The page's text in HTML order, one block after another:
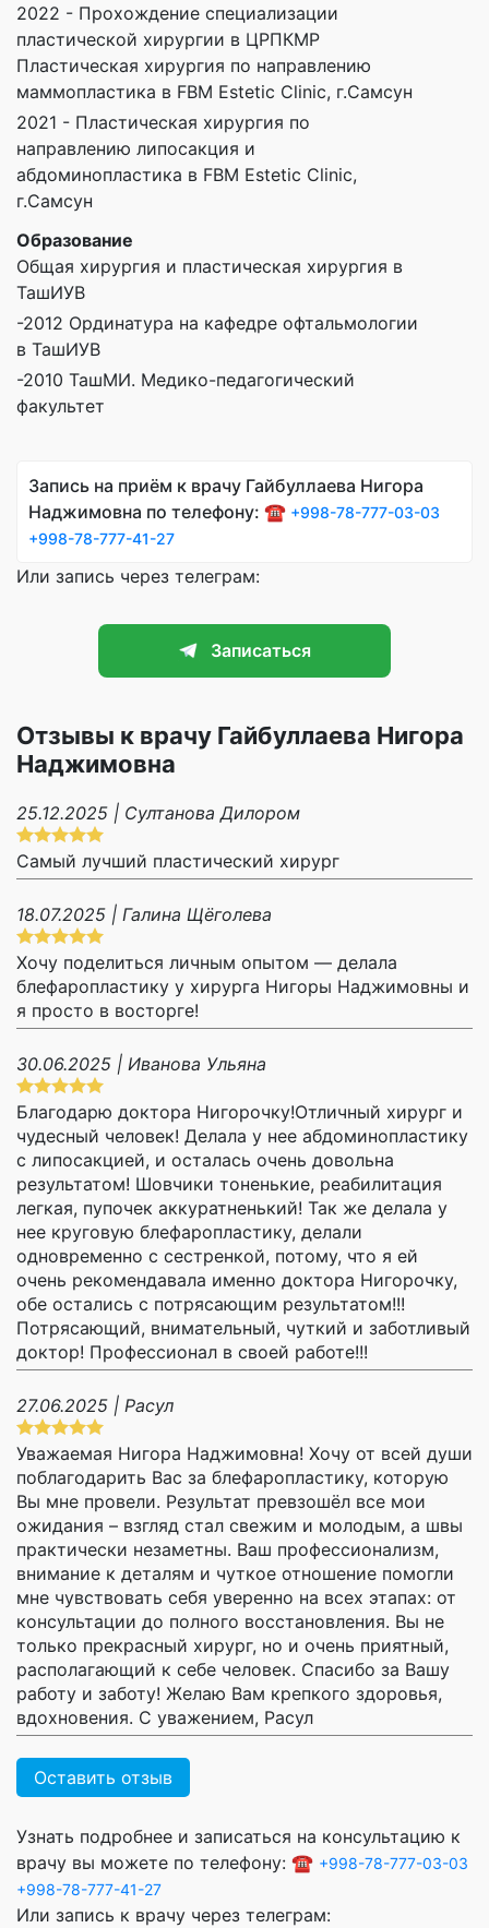
2022 - Прохождение специализации
пластической хирургии в ЦРПКМР
Пластическая хирургия по направлению
маммопластика в FBM Estetic Clinic, г.Самсун
2021 - Пластическая хирургия по
направлению липосакция и
абдоминопластика в FBM Estetic Clinic,
г.Самсун
Образование
Общая хирургия и пластическая хирургия в
ТашИУВ
-2012 Ординатура на кафедре офтальмологии
в ТашИУВ
-2010 ТашМИ. Медико-педагогический
факультет
Запись на приём к врачу Гайбуллаева Нигора
Наджимовна по телефону: ☎️ +998-78-777-03-03
+998-78-777-41-27
Или запись через телеграм:
Записаться
Отзывы к врачу Гайбуллаева Нигора
Наджимовна
25.12.2025 | Султанова Дилором
Самый лучший пластический хирург
18.07.2025 | Галина Щёголева
Хочу поделиться личным опытом — делала
блефаропластику у хирурга Нигоры Наджимовны и
я просто в восторге!
30.06.2025 | Иванова Ульяна
Благодарю доктора Нигорочку!Отличный хирург и
чудесный человек! Делала у нее абдоминопластику
с липосакцией, и осталась очень довольна
результатом! Шовчики тоненькие, реабилитация
легкая, пупочек аккуратненький! Так же делала у
нее круговую блефаропластику, делали
одновременно с сестренкой, потому, что я ей
очень рекомендавала именно доктора Нигорочку,
обе остались с потрясающим результатом!!!
Потрясающий, внимательный, чуткий и заботливый
доктор! Профессионал в своей работе!!!
27.06.2025 | Расул
Уважаемая Нигора Наджимовна! Хочу от всей души
поблагодарить Вас за блефаропластику, которую
Вы мне провели. Результат превзошёл все мои
ожидания – взгляд стал свежим и молодым, а швы
практически незаметны. Ваш профессионализм,
внимание к деталям и чуткое отношение помогли
мне чувствовать себя уверенно на всех этапах: от
консультации до полного восстановления. Вы не
только прекрасный хирург, но и очень приятный,
располагающий к себе человек. Спасибо за Вашу
работу и заботу! Желаю Вам крепкого здоровья,
вдохновения. С уважением, Расул
Оставить отзыв
Узнать подробнее и записаться на консультацию к
врачу вы можете по телефону: ☎️ +998-78-777-03-03
+998-78-777-41-27
Или запись к врачу через телеграм: